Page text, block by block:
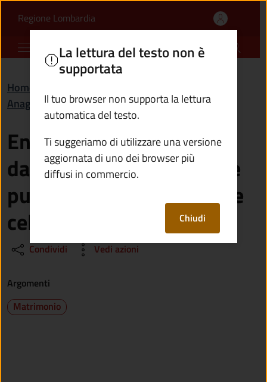
Entro quanti giorni
Regione Lombardia(apre in un'altra scheda).
Comune di Cerveno
Home
Anagrafe e stato civile
Entro quanti giorni dalla
data di compimento delle
pubblicazioni deve essere
celebrato il matrimonio?
Condividi Vedi azioni
La lettura del testo non è
supportata
Il tuo browser non supporta la lettura
automatica del testo.
Ti suggeriamo di utilizzare una versione
aggiornata di uno dei browser più
diffusi in commercio.
Chiudi
Argomenti
Matrimonio